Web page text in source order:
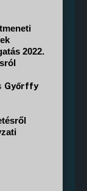
2022.
Győrffy